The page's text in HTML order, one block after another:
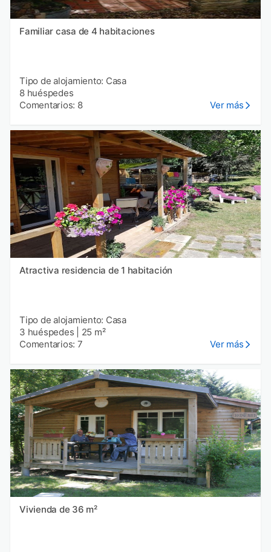
Familiar casa de 4 habitaciones
Tipo de alojamiento: Casa
8 huéspedes
Comentarios: 8
Ver más
Atractiva residencia de 1 habitación
Tipo de alojamiento: Casa
3 huéspedes
25 m²
Comentarios: 7
Ver más
Vivienda de 36 m²